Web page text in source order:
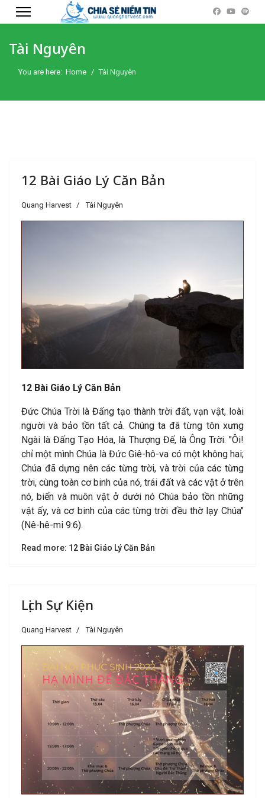
Tài Nguyên
You are here: Home Tài Nguyên
12 Bài Giáo Lý Căn Bản
Quang Harvest Tài Nguyên
12 Bài Giáo Lý Căn Bản
Đức Chúa Trời là Đấng tạo thành trời đất, vạn vật, loài
người và bảo tồn tất cả. Chúng ta đã từng tôn xưng
Ngài là Đấng Tạo Hóa, là Thượng Đế, là Ông Trời. "Ôi!
chỉ một mình Chúa là Đức Giê-hô-va có một không hai;
Chúa đã dựng nên các từng trời, và trời của các từng
trời, cùng toàn cơ binh của nó, trái đất và các vật ở trên
nó, biển và muôn vật ở dưới nó Chúa bảo tồn những
vật ấy, và cơ binh của các từng trời đều thờ lạy Chúa"
(Nê-hê-mi 9:6).
Read more: 12 Bài Giáo Lý Căn Bản
Lịch Sự Kiện
Quang Harvest Tài Nguyên
'Nguyện công-việc Chúa lộ ra cho các tôi-tớ Chúa,
'Nguyện công-việc Chúa lộ ra cho các tôi-tớ Chúa, Và sự vinh-